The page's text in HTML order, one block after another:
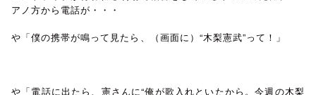
アノ方から電話が・・・
や「僕の携帯が鳴って見たら、（画面に）“木梨憲武”って！」
や「電話に出たら、憲さんに“俺が歌入れといたから。今週の木梨